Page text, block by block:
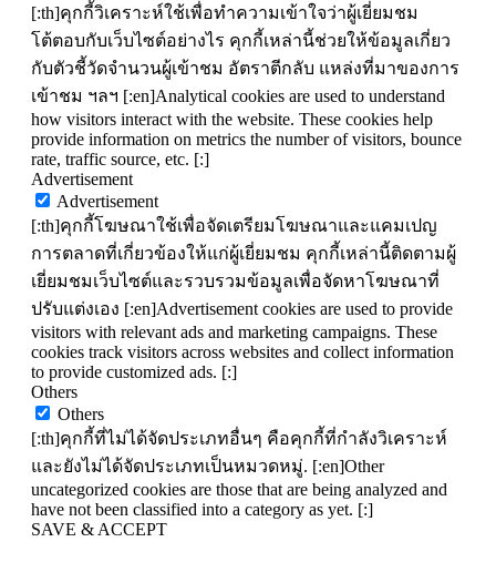
[:th]คุกกี้วิเคราะห์ใช้เพื่อทำความเข้าใจว่าผู้เยี่ยมชม
โต้ตอบกับเว็บไซต์อย่างไร คุกกี้เหล่านี้ช่วยให้ข้อมูลเกี่ยว
กับตัวชี้วัดจำนวนผู้เข้าชม อัตราตีกลับ แหล่งที่มาของการ
เข้าชม ฯลฯ [:en]Analytical cookies are used to understand
how visitors interact with the website. These cookies help
provide information on metrics the number of visitors, bounce
rate, traffic source, etc. [:]
Advertisement
Advertisement
[:th]คุกกี้โฆษณาใช้เพื่อจัดเตรียมโฆษณาและแคมเปญ
การตลาดที่เกี่ยวข้องให้แก่ผู้เยี่ยมชม คุกกี้เหล่านี้ติดตามผู้
เยี่ยมชมเว็บไซต์และรวบรวมข้อมูลเพื่อจัดหาโฆษณาที่
ปรับแต่งเอง [:en]Advertisement cookies are used to provide
visitors with relevant ads and marketing campaigns. These
cookies track visitors across websites and collect information
to provide customized ads. [:]
Others
Others
[:th]คุกกี้ที่ไม่ได้จัดประเภทอื่นๆ คือคุกกี้ที่กำลังวิเคราะห์
และยังไม่ได้จัดประเภทเป็นหมวดหมู่. [:en]Other
uncategorized cookies are those that are being analyzed and
have not been classified into a category as yet. [:]
SAVE & ACCEPT